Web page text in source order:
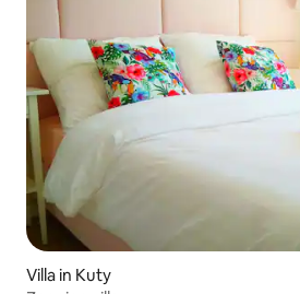
Villa in Kuty